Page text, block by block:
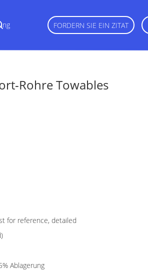
FORDERN SIE EIN ZITAT
Rohre Towables
for reference, detailed
Ablagerung